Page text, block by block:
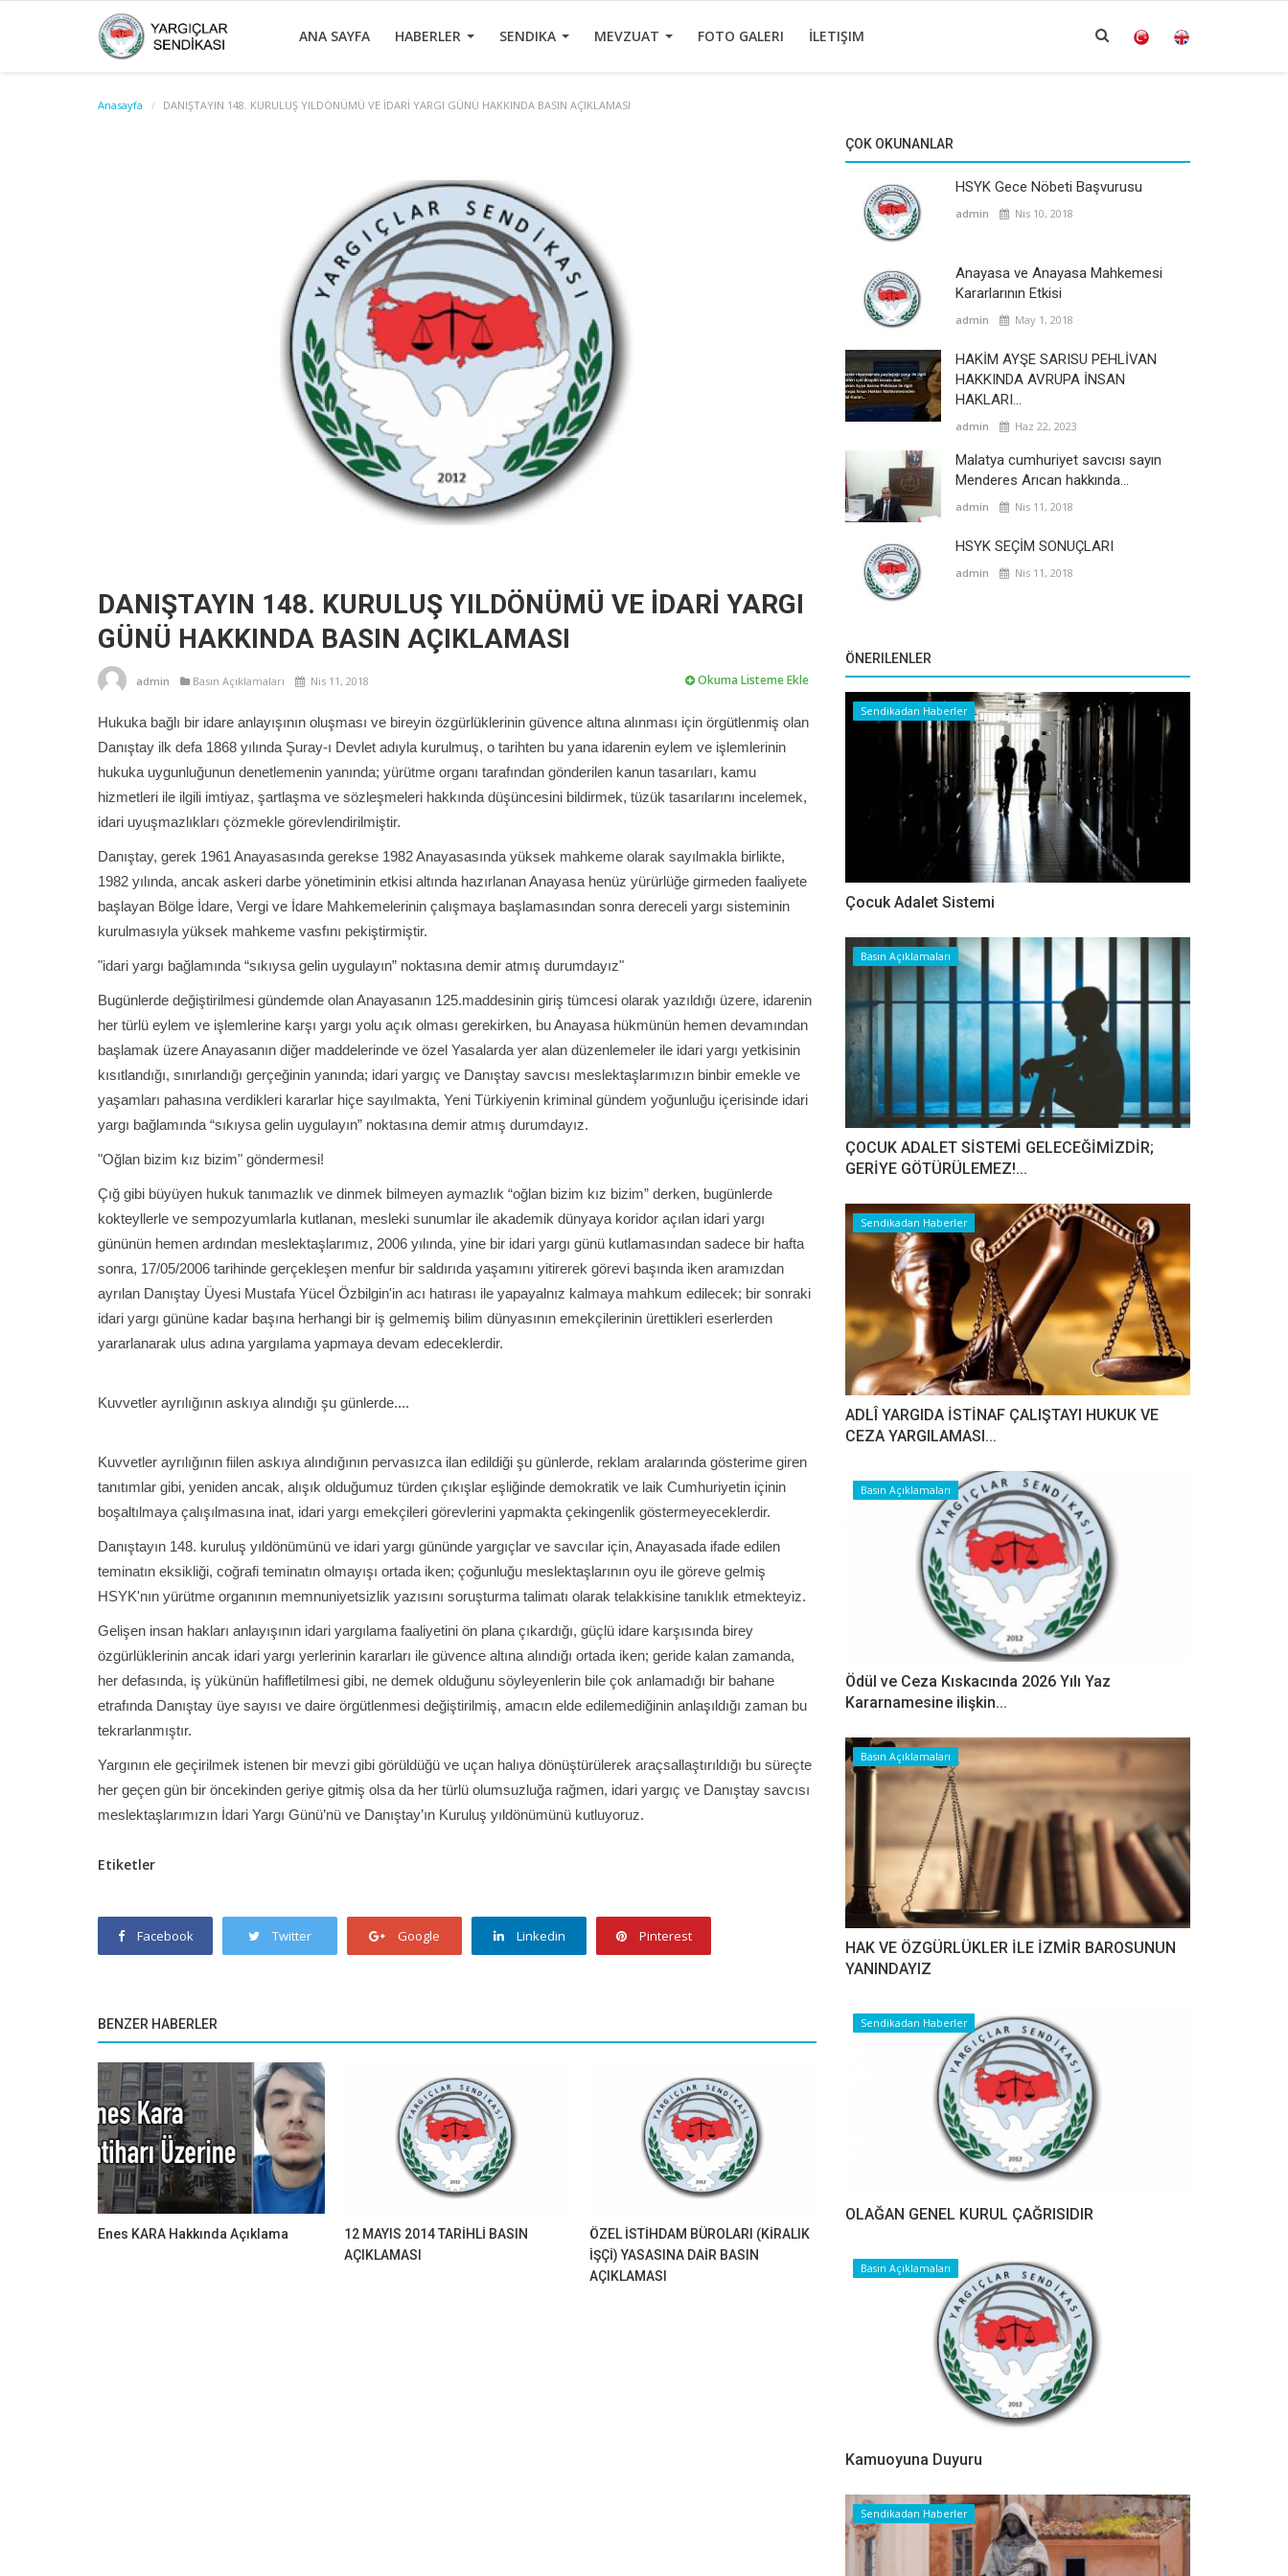
ANA SAYFA HABERLER SENDIKA MEVZUAT FOTO GALERI İLETIŞIM
Anasayfa DANIŞTAYIN 148. KURULUŞ YILDÖNÜMÜ VE İDARİ YARGI GÜNÜ HAKKINDA BASIN AÇIKLAMASI
DANIŞTAYIN 148. KURULUŞ YILDÖNÜMÜ VE İDARİ YARGI
GÜNÜ HAKKINDA BASIN AÇIKLAMASI
admin Basın Açıklamaları Nis 11, 2018 Okuma Listeme Ekle
Hukuka bağlı bir idare anlayışının oluşması ve bireyin özgürlüklerinin güvence altına alınması için örgütlenmiş olan
Danıştay ilk defa 1868 yılında Şuray-ı Devlet adıyla kurulmuş, o tarihten bu yana idarenin eylem ve işlemlerinin
hukuka uygunluğunun denetlemenin yanında; yürütme organı tarafından gönderilen kanun tasarıları, kamu
hizmetleri ile ilgili imtiyaz, şartlaşma ve sözleşmeleri hakkında düşüncesini bildirmek, tüzük tasarılarını incelemek,
idari uyuşmazlıkları çözmekle görevlendirilmiştir.
Danıştay, gerek 1961 Anayasasında gerekse 1982 Anayasasında yüksek mahkeme olarak sayılmakla birlikte,
1982 yılında, ancak askeri darbe yönetiminin etkisi altında hazırlanan Anayasa henüz yürürlüğe girmeden faaliyete
başlayan Bölge İdare, Vergi ve İdare Mahkemelerinin çalışmaya başlamasından sonra dereceli yargı sisteminin
kurulmasıyla yüksek mahkeme vasfını pekiştirmiştir.
"idari yargı bağlamında “sıkıysa gelin uygulayın” noktasına demir atmış durumdayız"
Bugünlerde değiştirilmesi gündemde olan Anayasanın 125.maddesinin giriş tümcesi olarak yazıldığı üzere, idarenin
her türlü eylem ve işlemlerine karşı yargı yolu açık olması gerekirken, bu Anayasa hükmünün hemen devamından
başlamak üzere Anayasanın diğer maddelerinde ve özel Yasalarda yer alan düzenlemeler ile idari yargı yetkisinin
kısıtlandığı, sınırlandığı gerçeğinin yanında; idari yargıç ve Danıştay savcısı meslektaşlarımızın binbir emekle ve
yaşamları pahasına verdikleri kararlar hiçe sayılmakta, Yeni Türkiyenin kriminal gündem yoğunluğu içerisinde idari
yargı bağlamında “sıkıysa gelin uygulayın” noktasına demir atmış durumdayız.
"Oğlan bizim kız bizim" göndermesi!
Çığ gibi büyüyen hukuk tanımazlık ve dinmek bilmeyen aymazlık “oğlan bizim kız bizim” derken, bugünlerde
kokteyllerle ve sempozyumlarla kutlanan, mesleki sunumlar ile akademik dünyaya koridor açılan idari yargı
gününün hemen ardından meslektaşlarımız, 2006 yılında, yine bir idari yargı günü kutlamasından sadece bir hafta
sonra, 17/05/2006 tarihinde gerçekleşen menfur bir saldırıda yaşamını yitirerek görevi başında iken aramızdan
ayrılan Danıştay Üyesi Mustafa Yücel Özbilgin'in acı hatırası ile yapayalnız kalmaya mahkum edilecek; bir sonraki
idari yargı gününe kadar başına herhangi bir iş gelmemiş bilim dünyasının emekçilerinin ürettikleri eserlerden
yararlanarak ulus adına yargılama yapmaya devam edeceklerdir.
Kuvvetler ayrılığının askıya alındığı şu günlerde....
Kuvvetler ayrılığının fiilen askıya alındığının pervasızca ilan edildiği şu günlerde, reklam aralarında gösterime giren
tanıtımlar gibi, yeniden ancak, alışık olduğumuz türden çıkışlar eşliğinde demokratik ve laik Cumhuriyetin içinin
boşaltılmaya çalışılmasına inat, idari yargı emekçileri görevlerini yapmakta çekingenlik göstermeyeceklerdir.
Danıştayın 148. kuruluş yıldönümünü ve idari yargı gününde yargıçlar ve savcılar için, Anayasada ifade edilen
teminatın eksikliği, coğrafi teminatın olmayışı ortada iken; çoğunluğu meslektaşlarının oyu ile göreve gelmiş
HSYK'nın yürütme organının memnuniyetsizlik yazısını soruşturma talimatı olarak telakkisine tanıklık etmekteyiz.
Gelişen insan hakları anlayışının idari yargılama faaliyetini ön plana çıkardığı, güçlü idare karşısında birey
özgürlüklerinin ancak idari yargı yerlerinin kararları ile güvence altına alındığı ortada iken; geride kalan zamanda,
her defasında, iş yükünün hafifletilmesi gibi, ne demek olduğunu söyleyenlerin bile çok anlamadığı bir bahane
etrafında Danıştay üye sayısı ve daire örgütlenmesi değiştirilmiş, amacın elde edilemediğinin anlaşıldığı zaman bu
tekrarlanmıştır.
Yargının ele geçirilmek istenen bir mevzi gibi görüldüğü ve uçan halıya dönüştürülerek araçsallaştırıldığı bu süreçte
her geçen gün bir öncekinden geriye gitmiş olsa da her türlü olumsuzluğa rağmen, idari yargıç ve Danıştay savcısı
meslektaşlarımızın İdari Yargı Günü’nü ve Danıştay’ın Kuruluş yıldönümünü kutluyoruz.
Etiketler
Facebook Twitter Google Linkedin Pinterest
BENZER HABERLER
Enes KARA Hakkında Açıklama
12 MAYIS 2014 TARİHLİ BASIN
AÇIKLAMASI
ÖZEL İSTİHDAM BÜROLARI (KİRALIK
İŞÇİ) YASASINA DAİR BASIN
AÇIKLAMASI
ÇOK OKUNANLAR
HSYK Gece Nöbeti Başvurusu
admin Nis 10, 2018
Anayasa ve Anayasa Mahkemesi
Kararlarının Etkisi
admin May 1, 2018
HAKİM AYŞE SARISU PEHLİVAN
HAKKINDA AVRUPA İNSAN
HAKLARI...
admin Haz 22, 2023
Malatya cumhuriyet savcısı sayın
Menderes Arıcan hakkında...
admin Nis 11, 2018
HSYK SEÇİM SONUÇLARI
admin Nis 11, 2018
ÖNERILENLER
Sendikadan Haberler
Çocuk Adalet Sistemi
Basın Açıklamaları
ÇOCUK ADALET SİSTEMİ GELECEĞİMİZDİR;
GERİYE GÖTÜRÜLEMEZ!...
Sendikadan Haberler
ADLÎ YARGIDA İSTİNAF ÇALIŞTAYI HUKUK VE
CEZA YARGILAMASI...
Basın Açıklamaları
Ödül ve Ceza Kıskacında 2026 Yılı Yaz
Kararnamesine ilişkin...
Basın Açıklamaları
HAK VE ÖZGÜRLÜKLER İLE İZMİR BAROSUNUN
YANINDAYIZ
Sendikadan Haberler
OLAĞAN GENEL KURUL ÇAĞRISIDIR
Basın Açıklamaları
Kamuoyuna Duyuru
Sendikadan Haberler